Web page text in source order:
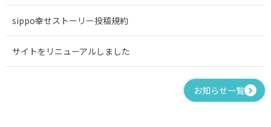
sippo幸せストーリー投稿規約
サイトをリニューアルしました
お知らせ一覧